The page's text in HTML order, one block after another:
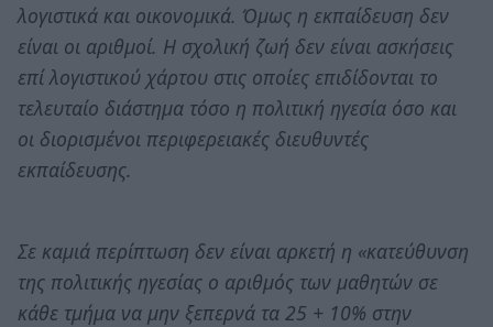
λογιστικά και οικονομικά. Όμως η εκπαίδευση δεν
είναι οι αριθμοί. Η σχολική ζωή δεν είναι ασκήσεις
επί λογιστικού χάρτου στις οποίες επιδίδονται το
τελευταίο διάστημα τόσο η πολιτική ηγεσία όσο και
οι διορισμένοι περιφερειακές διευθυντές
εκπαίδευσης.
Σε καμιά περίπτωση δεν είναι αρκετή η «κατεύθυνση
της πολιτικής ηγεσίας ο αριθμός των μαθητών σε
κάθε τμήμα να μην ξεπερνά τα 25 + 10% στην